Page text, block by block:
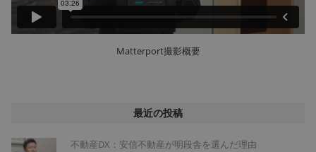
Matterport撮影概要
最近の投稿
不動産DX：安信不動産が明段舎を選んだ理由